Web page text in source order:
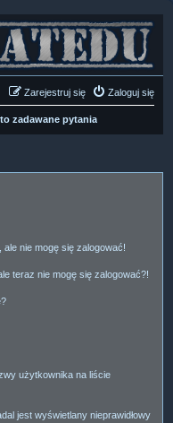
Zaloguj się
Zarejestruj się
zadawane pytania
nie mogę się zalogować!
teraz nie mogę się zalogować?!
użytkownika na liście
jest wyświetlany nieprawidłowy